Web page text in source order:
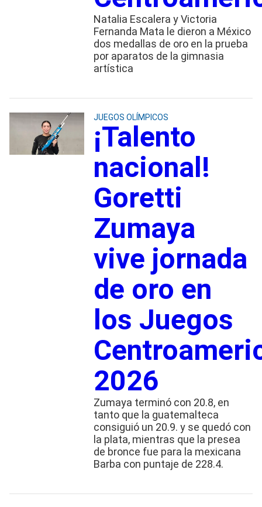
Natalia Escalera y Victoria
Fernanda Mata le dieron a México
dos medallas de oro en la prueba
por aparatos de la gimnasia
artística
JUEGOS OLÍMPICOS
¡Talento
nacional!
Goretti
Zumaya
vive jornada
de oro en
los Juegos
2026
Zumaya terminó con 20.8, en
tanto que la guatemalteca
consiguió un 20.9. y se quedó con
la plata, mientras que la presea
de bronce fue para la mexicana
Barba con puntaje de 228.4.